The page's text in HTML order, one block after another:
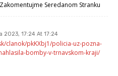
Seredanom Stranku
2023, 17:24 At 17:24
clanok/pkKXbj1/policia-uz-pozna-
bomby-v-trnavskom-kraji/